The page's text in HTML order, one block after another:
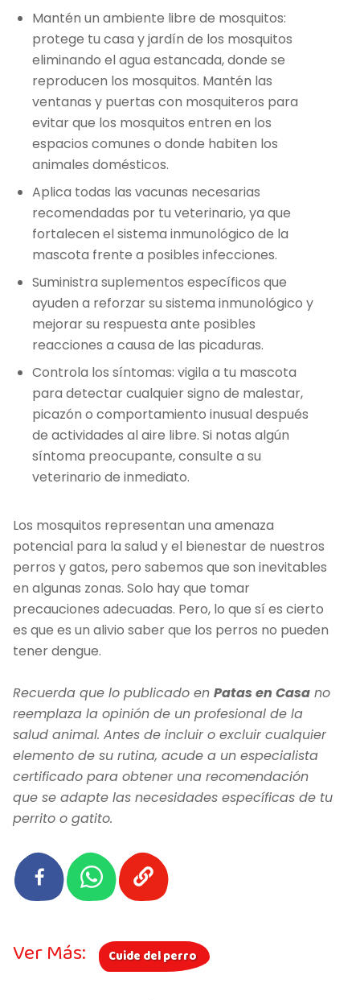
Mantén un ambiente libre de mosquitos:
protege tu casa y jardín de los mosquitos
eliminando el agua estancada, donde se
reproducen los mosquitos. Mantén las
ventanas y puertas con mosquiteros para
evitar que los mosquitos entren en los
espacios comunes o donde habiten los
animales domésticos.
Aplica todas las vacunas necesarias
recomendadas por tu veterinario, ya que
fortalecen el sistema inmunológico de la
mascota frente a posibles infecciones.
Suministra suplementos específicos que
ayuden a reforzar su sistema inmunológico y
mejorar su respuesta ante posibles
reacciones a causa de las picaduras.
Controla los síntomas: vigila a tu mascota
para detectar cualquier signo de malestar,
picazón o comportamiento inusual después
de actividades al aire libre. Si notas algún
síntoma preocupante, consulte a su
veterinario de inmediato.
Los mosquitos representan una amenaza
potencial para la salud y el bienestar de nuestros
perros y gatos, pero sabemos que son inevitables
en algunas zonas. Solo hay que tomar
precauciones adecuadas. Pero, lo que sí es cierto
es que es un alivio saber que los perros no pueden
tener dengue.
Recuerda que lo publicado en Patas en Casa no
reemplaza la opinión de un profesional de la
salud animal. Antes de incluir o excluir cualquier
elemento de su rutina, acude a un especialista
certificado para obtener una recomendación
que se adapte las necesidades específicas de tu
perrito o gatito.
Ver Más: Cuide del perro